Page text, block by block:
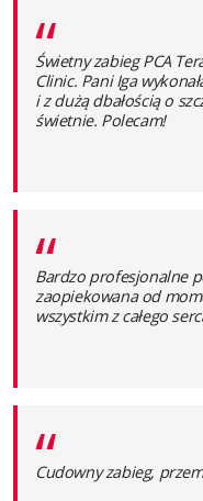
“
Świetny zabieg PCA
Clinic. Pani Iga
i z dużą dbałością o
świetnie. Polecam!
“
Bardzo profesjonalne
zaopiekowana od
wszystkim z całego
“
Cudowny zabieg,